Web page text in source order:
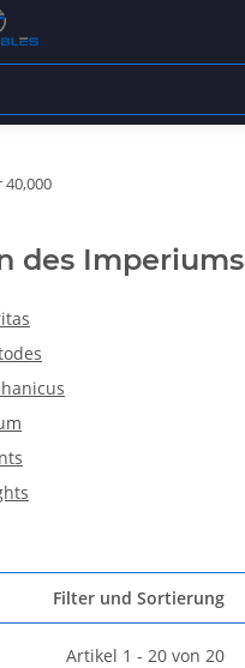
des Imperiums
Filter und Sortierung
Artikel 1 - 20 von 20